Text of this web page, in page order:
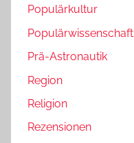
Populärkultur
Populärwissenschaft
Prä-Astronautik
Region
Religion
Rezensionen